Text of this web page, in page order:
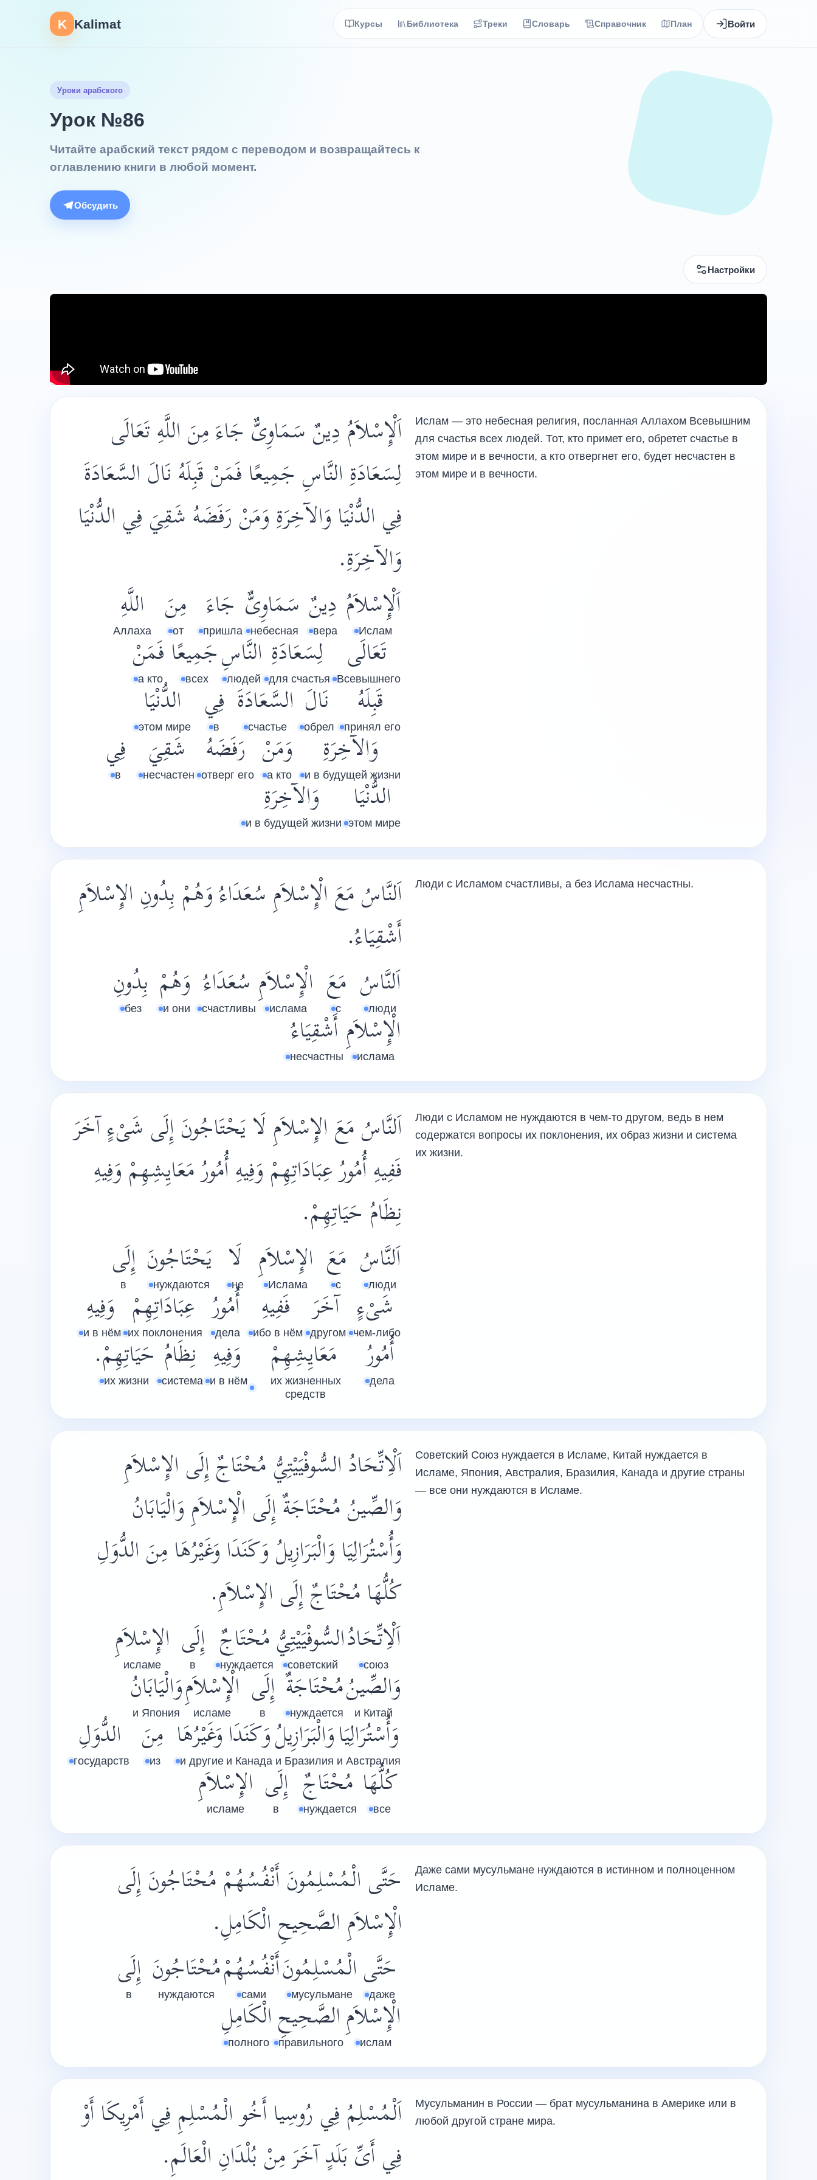
K Kalimat Курсы Библиотека Треки Словарь Справочник План Войти
Уроки арабского
Урок №86
Читайте арабский текст рядом с переводом и возвращайтесь к
оглавлению книги в любой момент.
Обсудить
Настройки
اَلْإِسْلاَمُ دِينٌ سَمَاوِىٌّ جَاءَ مِنَ اللَّهِ تَعَالَى
لِسَعَادَةِ النَّاسِ جَمِيعًا فَمَنْ قَبِلَهُ نَالَ السَّعَادَةَ
فِي الدُّنْيَا وَالآخِرَةِ وَمَنْ رَفَضَهُ شَقِيَ فِي الدُّنْيَا
وَالآخِرَةِ.
اَلْإِسْلاَمُ
Ислам
دِينٌ
вера
سَمَاوِىٌّ
небесная
جَاءَ
пришла
مِنَ
от
اللَّهِ
Аллаха
تَعَالَى
Всевышнего
لِسَعَادَةِ
для счастья
النَّاسِ
людей
جَمِيعًا
всех
فَمَنْ
а кто
قَبِلَهُ
принял его
نَالَ
обрел
السَّعَادَةَ
счастье
فِي
в
الدُّنْيَا
этом мире
وَالآخِرَةِ
и в будущей жизни
وَمَنْ
а кто
رَفَضَهُ
отверг его
شَقِيَ
несчастен
فِي
в
الدُّنْيَا
этом мире
وَالآخِرَةِ
и в будущей жизни
Ислам — это небесная религия, посланная Аллахом Всевышним
для счастья всех людей. Тот, кто примет его, обретет счастье в
этом мире и в вечности, а кто отвергнет его, будет несчастен в
этом мире и в вечности.
اَلنَّاسُ مَعَ الْإِسْلاَمِ سُعَدَاءُ وَهُمْ بِدُونِ الإِسْلاَمِ
أَشْقِيَاءُ.
اَلنَّاسُ
люди
مَعَ
с
الْإِسْلاَمِ
ислама
سُعَدَاءُ
счастливы
وَهُمْ
и они
بِدُونِ
без
الْإِسْلاَمِ
ислама
أَشْقِيَاءُ
несчастны
Люди с Исламом счастливы, а без Ислама несчастны.
اَلنَّاسُ مَعَ الإِسْلاَمِ لَا يَحْتَاجُونَ إِلَى شَىْءٍ آخَرَ
فَفِيهِ أُمُورُ عِبَادَاتِهِمْ وَفِيهِ أُمُورُ مَعَايِشِهِمْ وَفِيهِ
نِظَامُ حَيَاتِهِمْ.
اَلنَّاسُ
люди
مَعَ
с
الإِسْلاَمِ
Ислама
لَا
не
يَحْتَاجُونَ
нуждаются
إِلَى
в
شَىْءٍ
чем-либо
آخَرَ
другом
فَفِيهِ
ибо в нём
أُمُورُ
дела
عِبَادَاتِهِمْ
их поклонения
وَفِيهِ
и в нём
أُمُورُ
дела
مَعَايِشِهِمْ
их жизненных
средств
وَفِيهِ
и в нём
نِظَامُ
система
حَيَاتِهِمْ.
их жизни
Люди с Исламом не нуждаются в чем-то другом, ведь в нем
содержатся вопросы их поклонения, их образ жизни и система
их жизни.
اَلْاِتِّحَادُ السُّوفْيَيْتِيُّ مُحْتَاجٌ إِلَى الإِسْلاَمِ
وَالصِّينُ مُحْتَاجَةٌ إِلَى الْإِسْلاَمِ وَالْيَابَانُ
وَأُسْتُرَالِيَا وَالْبَرَازِيلُ وَكَنَدَا وَغَيْرُهَا مِنَ الدُّوَلِ
كُلُّهَا مُحْتَاجٌ إِلَى الإِسْلاَمِ.
اَلْاِتِّحَادُ
союз
السُّوفْيَيْتِيُّ
советский
مُحْتَاجٌ
нуждается
إِلَى
в
الإِسْلاَمِ
исламе
وَالصِّينُ
и Китай
مُحْتَاجَةٌ
нуждается
إِلَى
в
الْإِسْلاَمِ
исламе
وَالْيَابَانُ
и Япония
وَأُسْتُرَالِيَا
и Австралия
وَالْبَرَازِيلُ
и Бразилия
وَكَنَدَا
и Канада
وَغَيْرُهَا
и другие
مِنَ
из
الدُّوَلِ
государств
كُلُّهَا
все
مُحْتَاجٌ
нуждается
إِلَى
в
الإِسْلاَمِ
исламе
Советский Союз нуждается в Исламе, Китай нуждается в
Исламе, Япония, Австралия, Бразилия, Канада и другие страны
— все они нуждаются в Исламе.
حَتَّى الْمُسْلِمُونَ أَنْفُسُهُمْ مُحْتَاجُونَ إِلَى
الْإِسْلاَمِ الصَّحِيحِ الْكَامِلِ.
حَتَّى
даже
الْمُسْلِمُونَ
мусульмане
أَنْفُسُهُمْ
сами
مُحْتَاجُونَ
нуждаются
إِلَى
в
الْإِسْلاَمِ
ислам
الصَّحِيحِ
правильного
الْكَامِلِ
полного
Даже сами мусульмане нуждаются в истинном и полноценном
Исламе.
اَلْمُسْلِمُ فِي رُوسِيا أَخُو الْمُسْلِمِ فِي أَمْرِيكَا أَوْ
فِي أَىِّ بَلَدٍ آخَرَ مِنْ بُلْدَانِ الْعَالَمِ.
Мусульманин в России — брат мусульманина в Америке или в
любой другой стране мира.